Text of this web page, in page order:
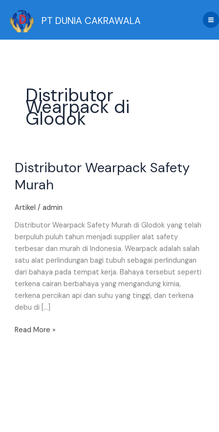
content
PT DUNIA CAKRAWALA
Distributor
Wearpack di
Glodok
Distributor Wearpack Safety
Murah
Artikel / admin
Distributor Wearpack Safety Murah di Glodok yang telah
berpuluh puluh tahun menjadi supplier alat safety
terbesar dan murah di Indonesia. Wearpack adalah salah
satu alat perlindungan bagi tubuh sebagai perlindungan
dari bahaya pada tempat kerja. Bahaya tersebut seperti
terkena cairan berbahaya yang mengandung kimia,
terkena percikan api dan suhu yang tinggi, dan terkena
debu di […]
Wearpack
Murah
Read More »